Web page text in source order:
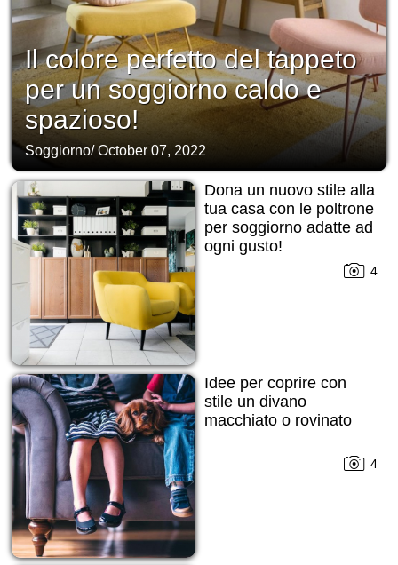
Il colore perfetto del tappeto
per un soggiorno caldo e
spazioso!
Soggiorno/October 07, 2022
Dona un nuovo stile alla
tua casa con le poltrone
per soggiorno adatte ad
ogni gusto!
4
Idee per coprire con
stile un divano
macchiato o rovinato
4